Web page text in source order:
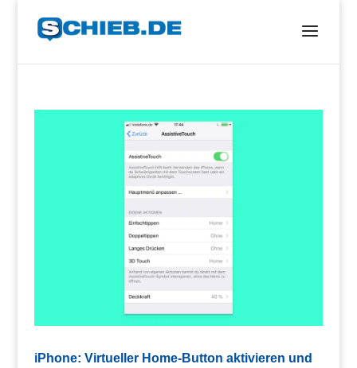
iPhone: Virtueller Home-Button aktivieren und